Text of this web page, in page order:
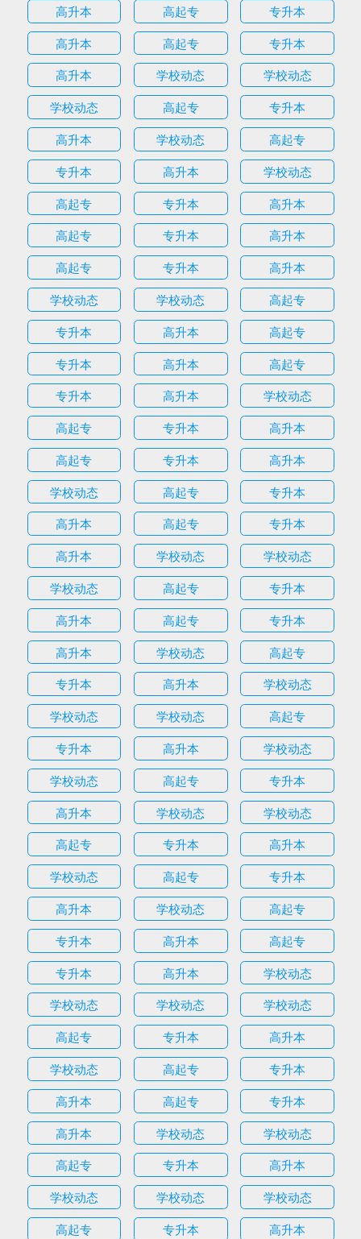
高升本
高起专
专升本
高升本
高起专
专升本
高升本
学校动态
学校动态
学校动态
高起专
专升本
高升本
学校动态
高起专
专升本
高升本
学校动态
高起专
专升本
高升本
高起专
专升本
高升本
高起专
专升本
高升本
学校动态
学校动态
高起专
专升本
高升本
高起专
专升本
高升本
高起专
专升本
高升本
学校动态
高起专
专升本
高升本
高起专
专升本
高升本
学校动态
高起专
专升本
高升本
高起专
专升本
高升本
学校动态
学校动态
学校动态
高起专
专升本
高升本
高起专
专升本
高升本
学校动态
高起专
专升本
高升本
学校动态
学校动态
学校动态
高起专
专升本
高升本
学校动态
学校动态
高起专
专升本
高升本
学校动态
学校动态
高起专
专升本
高升本
学校动态
高起专
专升本
高升本
学校动态
高起专
专升本
高升本
高起专
专升本
高升本
学校动态
学校动态
学校动态
学校动态
高起专
专升本
高升本
学校动态
高起专
专升本
高升本
高起专
专升本
高升本
学校动态
学校动态
高起专
专升本
高升本
学校动态
学校动态
学校动态
高起专
专升本
高升本